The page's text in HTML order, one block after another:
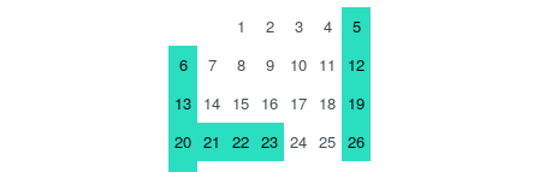
1
2 3 4
5
6
7 8 9 10 11
12
13 14 15 16 17 18 19
20 21 22 23 24 25 26